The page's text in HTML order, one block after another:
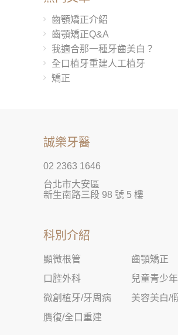
齒顎矯正介紹
齒顎矯正Q&A
我適合那一種牙齒美白？
全口植牙重建人工植牙
矯正
誠樂牙醫
02 2363 1646
台北市大安區
新生南路三段 98 號 5 樓
科別介紹
顯微根管
齒顎矯正
口腔外科
兒童青少
微創植牙/牙周病
美容美白/
贋復/全口重建